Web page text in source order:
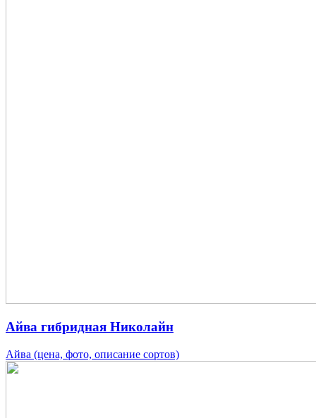
Айва гибридная Николайн
Айва (цена, фото, описание сортов)